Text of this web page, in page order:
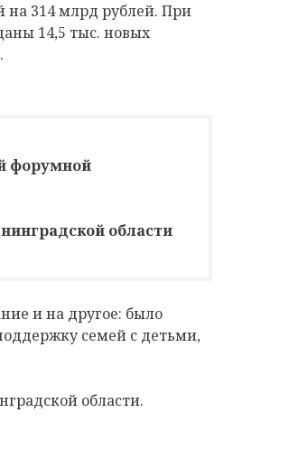
на 314 млрд рублей. При
14,5 тыс. новых
форумной
области
и на другое: было
семей с детьми,
области.